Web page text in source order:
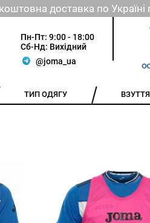
доставка по
Пн-Пт: 9:00 - 18:00
Сб-Нд: Вихідний
@joma_ua
ТИП ОДЯГУ ВЗУТТЯ